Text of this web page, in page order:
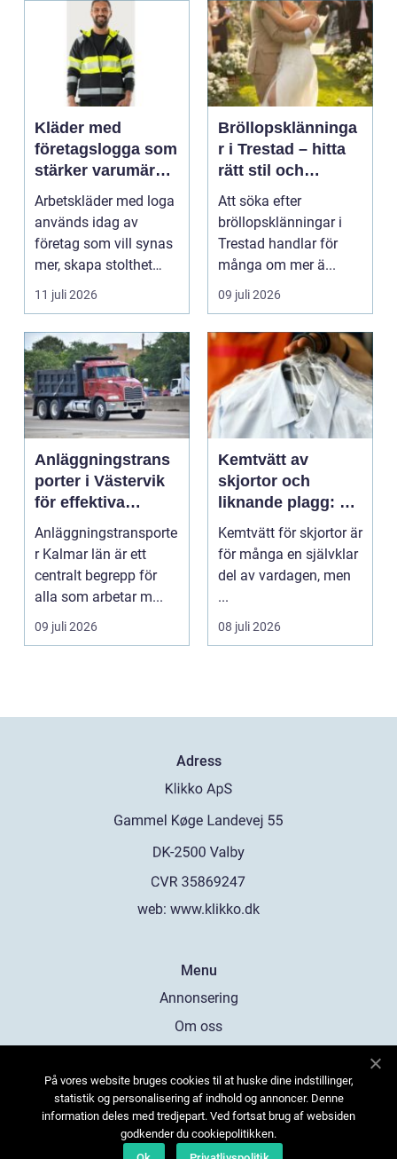
Kläder med
företagslogga som
stärker varumärket
varje dag
Arbetskläder med loga
används idag av
företag som vill synas
mer, skapa stolthet
inte...
11 juli 2026
Bröllopsklänninga
r i Trestad – hitta
rätt stil och
passform inför den
stora dagen
Att söka efter
bröllopsklänningar i
Trestad handlar för
många om mer ä...
09 juli 2026
Anläggningstrans
porter i Västervik
för effektiva
byggprojekt
Anläggningstransporte
r Kalmar län är ett
centralt begrepp för
alla som arbetar m...
09 juli 2026
Kemtvätt av
skjortor och
liknande plagg: Så
fungerar
professionell
klädvård i
Kemtvätt för skjortor är
för många en självklar
del av vardagen, men
...
08 juli 2026
Adress
web: www.klikko.dk
Menu
Annonsering
Om oss
Kontakta oss
Sitemap
På vores website bruges cookies til at huske dine indstillinger,
statistik og personalisering af indhold og annoncer. Denne
information deles med tredjepart. Ved fortsat brug af websiden
godkender du cookiepolitikken.